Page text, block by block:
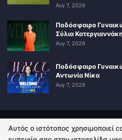
Αυγ 7, 2026
Ποδόσφαιρο
Σύλια
Αυγ 7, 2026
Ποδόσφαιρο
Αντωνία Νίκα
Αυγ 7, 2026
ΠΟΛΙΤΙΚΗ ΑΠΟΡΡΗΤΟΥ
Αυτός ο ιστότοπος χρησιμοποιεί